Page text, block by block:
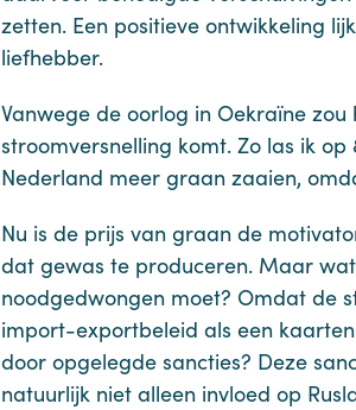
zetten. Een positieve ontwikkeling
liefhebber.
Vanwege de oorlog in Oekraïne
stroomversnelling komt. Zo las ik
Nederland meer graan zaaien,
Nu is de prijs van graan de
dat gewas te produceren. Maar
noodgedwongen moet? Omdat de
import-exportbeleid als een
door opgelegde sancties? Deze
natuurlijk niet alleen invloed op